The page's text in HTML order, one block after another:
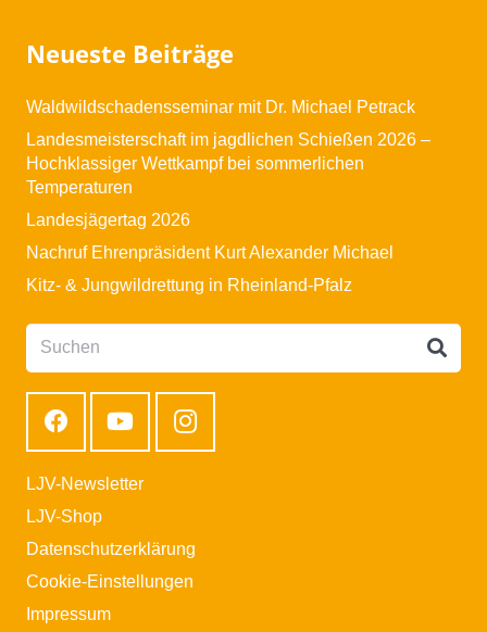
Neueste Beiträge
Waldwildschadensseminar mit Dr. Michael Petrack
Landesmeisterschaft im jagdlichen Schießen 2026 –
Hochklassiger Wettkampf bei sommerlichen
Temperaturen
Landesjägertag 2026
Nachruf Ehrenpräsident Kurt Alexander Michael
Kitz- & Jungwildrettung in Rheinland-Pfalz
LJV-Newsletter
LJV-Shop
Datenschutzerklärung
Cookie-Einstellungen
Impressum